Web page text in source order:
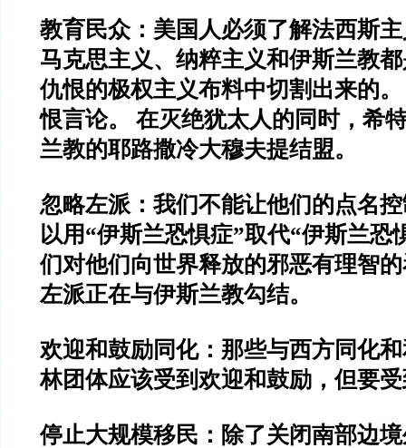
教育民众：美国人必须了解法西斯
马克思主义、纳粹主义和伊斯兰教
仇恨的极权主义布料中切割出来的
恨言论。 在灭绝犹太人的同时，希
兰教的耶路撒冷大穆夫提结盟。
忽略左派：我们不能让他们的点名
以用“伊斯兰恐惧症”取代“伊斯兰恐
们对他们向世界释放的邪恶有理智
左派正在与伊斯兰教勾结。
欢迎和鼓励同化：那些与西方同化
林团体应该受到欢迎和鼓励，但要
停止大规模移民：除了关闭南部边